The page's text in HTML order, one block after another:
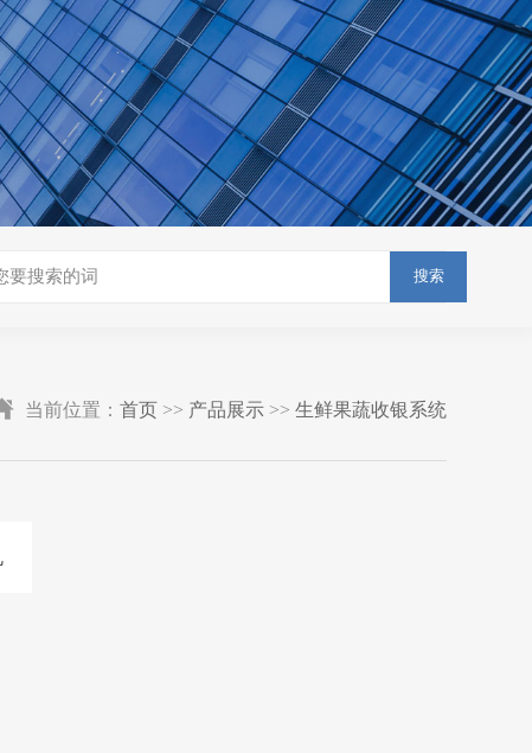
搜索
当前位置： 首页 >> 产品展示 >> 生鲜果蔬收银系统